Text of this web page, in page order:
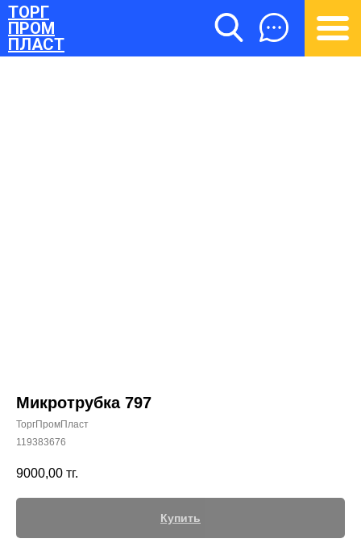
ТОРГ
ПРОМ
ПЛАСТ
Микротрубка 797
ТоргПромПласт
119383676
9000,00 тг.
Купить